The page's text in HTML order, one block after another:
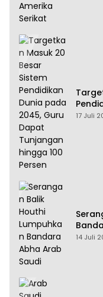
17 Juli
14 Juli